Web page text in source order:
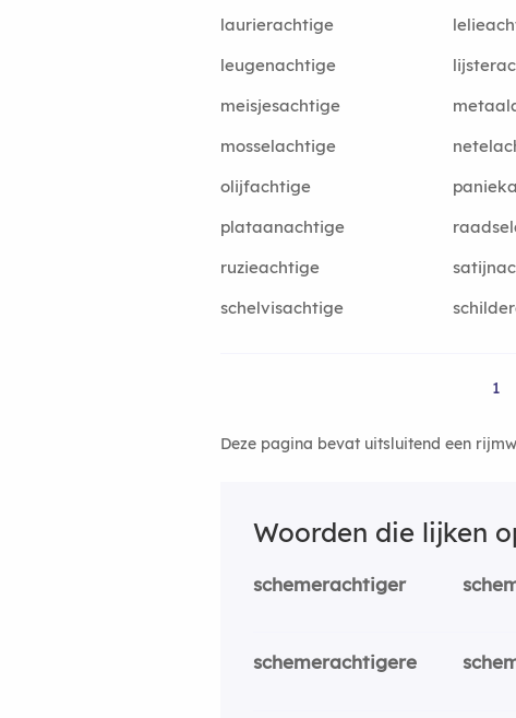
laurierachtige
leugenachtige
meisjesachtige
mosselachtige
olijfachtige
plataanachtige
ruzieachtige
schelvisachtige
1
Deze pagina bevat uitsluitend een
Woorden die lijken
schemerachtiger
schemerachtigere